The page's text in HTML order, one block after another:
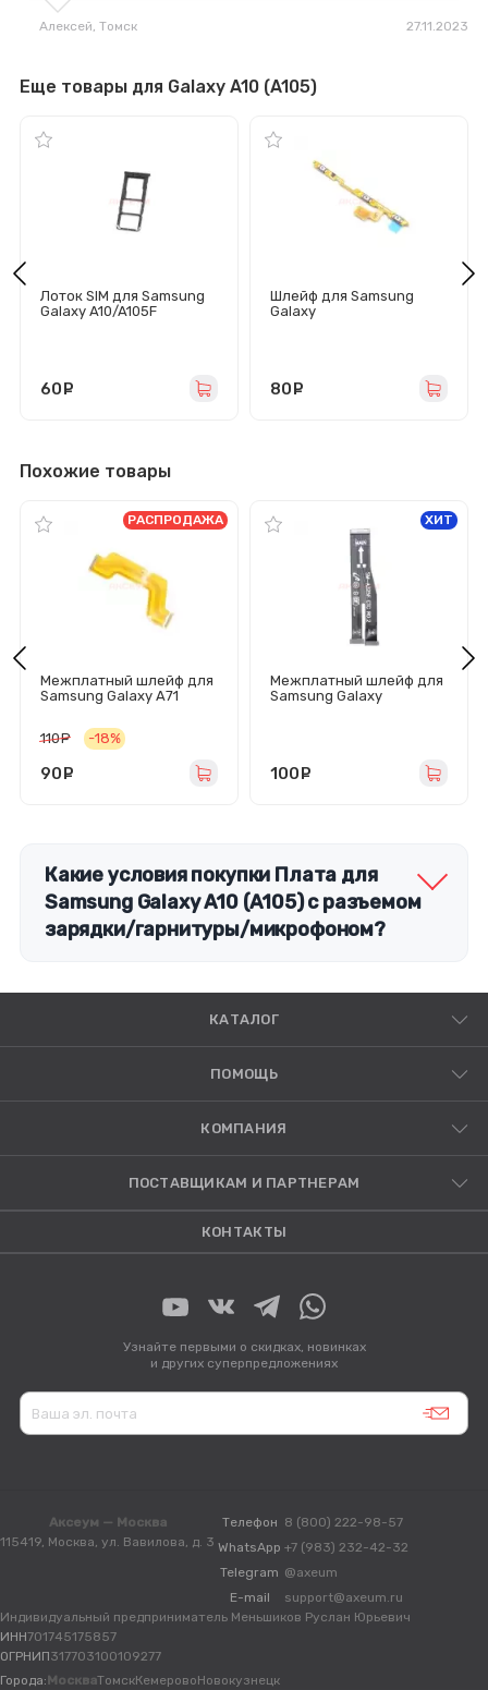
Алексей, Томск 27.11.2023
Еще товары для Galaxy A10 (A105)
Лоток SIM для Samsung
Galaxy A10/A105F
60
Шлейф для Samsung
Galaxy
80
Похожие товары
Межплатный шлейф для
Samsung Galaxy A71
РАСПРОДАЖА
110 руб.
-18%
90
Межплатный шлейф для
Samsung Galaxy
ХИТ
100
Какие условия покупки Плата для
Samsung Galaxy A10 (A105) с разъемом
зарядки/гарнитуры/микрофоном?
КАТАЛОГ
ПОМОЩЬ
КОМПАНИЯ
ПОСТАВЩИКАМ И ПАРТНЕРАМ
КОНТАКТЫ
Узнайте первыми о скидках, новинках
и других суперпредложениях
Аксеум — Москва
115419, Москва, ул. Вавилова, д. 3
Телефон 8 (800) 222-98-57
WhatsApp +7 (983) 232-42-32
Telegram @axeum
E-mail
support@axeum.ru
Индивидуальный предприниматель Меньшиков Руслан Юрьевич
ИНН701745175857
ОГРНИП317703100109277
Города: МоскваТомскКемеровоНовокузнецк